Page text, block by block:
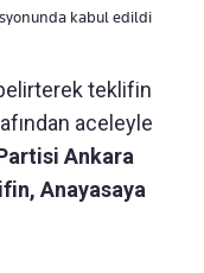
kabul edildi
teklifin
aceleyle
Ankara
Anayasaya